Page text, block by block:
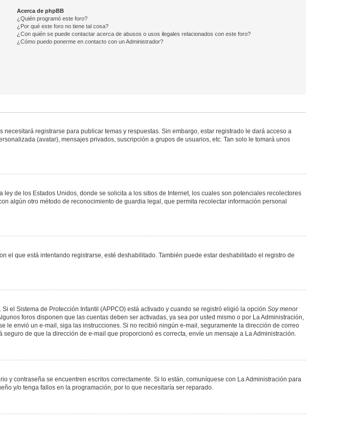
Acerca de phpBB
¿Quién programó este foro?
¿Por qué este foro no tiene tal cosa?
¿Con quién se puede contactar acerca de abusos o usos ilegales relacionados con este foro?
¿Cómo puedo ponerme en contacto con un Administrador?
registrarse para publicar temas y respuestas. Sin embargo, estar registrado le dará acceso a
(avatar), mensajes privados, suscripción a grupos de usuarios, etc. Tan solo le tomará unos
de los Estados Unidos, donde se solicita a los sitios de Internet, los cuales son potenciales recolectores
algún otro método de reconocimiento de guardia legal, que permita recolectar información personal
el que está intentando registrarse, esté deshabilitado. También puede estar deshabilitado el registro de
el Sistema de Protección Infantil (APPCO) está activado y cuando se registró eligió la opción Soy menor
foros disponen que las cuentas deben ser activadas, ya sea por usted mismo o por La Administración,
envió un e-mail, siga las instrucciones. Si no recibió ningún e-mail, seguramente la dirección de correo
de que la dirección de e-mail que proporcionó es correcta, envíe un mensaje a La Administración.
y contraseña se encuentren escritos correctamente. Si lo están, comuníquese con La Administración para
y/o tenga fallos en la programación, por lo que necesitaría ser reparado.